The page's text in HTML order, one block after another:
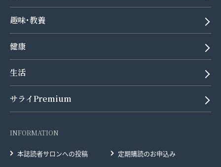
趣味･教養
健康
生活
サライPremium
INFORMATION
本誌読者サロンへの投稿
定期購読のお申込み